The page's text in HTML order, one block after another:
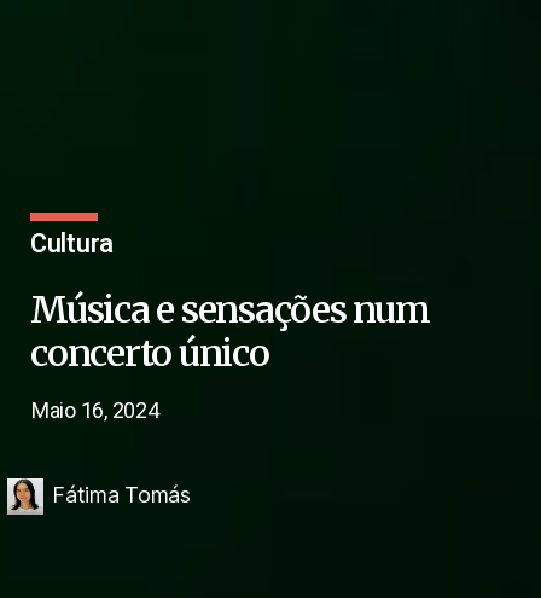
Cultura
Música e sensações num
concerto único
Maio 16, 2024
Fátima Tomás